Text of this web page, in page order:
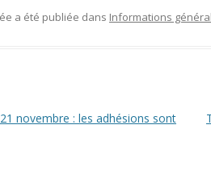
ittai ss p
k
a été publiée dans Informations
novembre : les adhésions sont